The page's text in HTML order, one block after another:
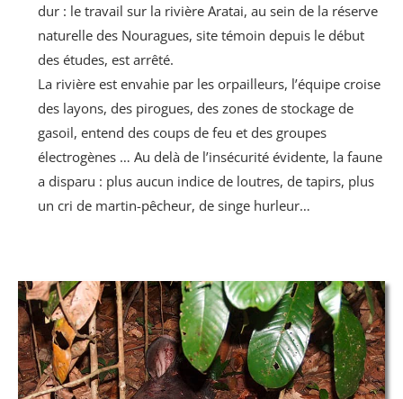
dur : le travail sur la rivière Aratai, au sein de la réserve
naturelle des Nouragues, site témoin depuis le début
des études, est arrêté.
La rivière est envahie par les orpailleurs, l’équipe croise
des layons, des pirogues, des zones de stockage de
gasoil, entend des coups de feu et des groupes
électrogènes … Au delà de l’insécurité évidente, la faune
a disparu : plus aucun indice de loutres, de tapirs, plus
un cri de martin-pêcheur, de singe hurleur…